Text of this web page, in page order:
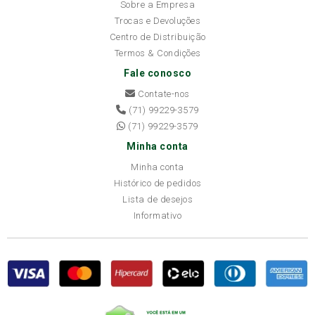
Sobre a Empresa
Trocas e Devoluções
Centro de Distribuição
Termos & Condições
Fale conosco
Contate-nos
(71) 99229-3579
(71) 99229-3579
Minha conta
Minha conta
Histórico de pedidos
Lista de desejos
Informativo